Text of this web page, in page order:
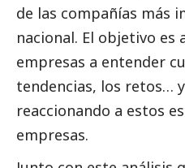
de las compañías más
nacional. El objetivo es
empresas a entender
tendencias, los retos…
reaccionando a estos
empresas.